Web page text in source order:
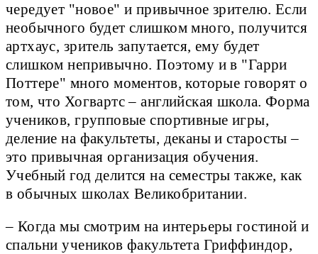
чередует "новое" и привычное зрителю. Если
необычного будет слишком много, получится
артхаус, зритель запутается, ему будет
слишком непривычно. Поэтому и в "Гарри
Поттере" много моментов, которые говорят о
том, что Хогвартс – английская школа. Форма
учеников, групповые спортивные игры,
деление на факультеты, деканы и старосты –
это привычная организация обучения.
Учебный год делится на семестры также, как
в обычных школах Великобритании.
– Когда мы смотрим на интерьеры гостиной и
спальни учеников факультета Гриффиндор,